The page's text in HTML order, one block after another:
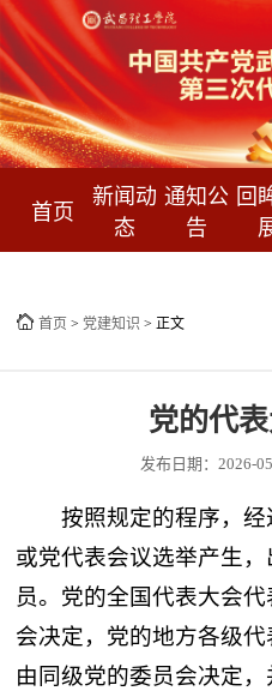
首页
新闻动
态
通知公
告
回
首页 > 党建知识 > 正文
党的代
发布日期：2026-
按照规定的程序，
或党代表会议选举产生
员。党的全国代表大会
会决定，党的地方各级代
由同级党的委员会决定